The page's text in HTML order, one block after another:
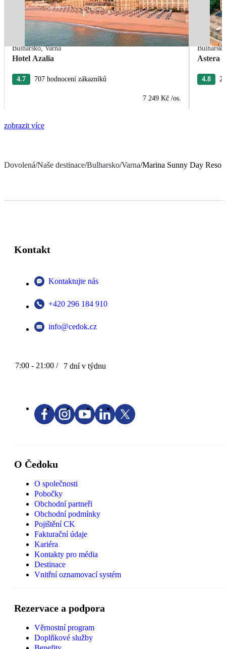
Bulharsko,Varna
Hotel Azalia
4.7 707 hodnocení zákazníků
7 249 Kč /os.
Bulharsko
Astera
4.8
zobrazit více
Dovolená/Naše destinace/Bulharsko/Varna/Marina Sunny Day Resort
Kontakt
Kontaktujte nás
+420 296 184 910
info@cedok.cz
7:00 - 21:00 / 7 dní v týdnu
O Čedoku
O společnosti
Pobočky
Obchodní partneři
Obchodní podmínky
Pojištění CK
Fakturační údaje
Kariéra
Kontakty pro média
Destinace
Vnitřní oznamovací systém
Rezervace a podpora
Věrnostní program
Doplňkové služby